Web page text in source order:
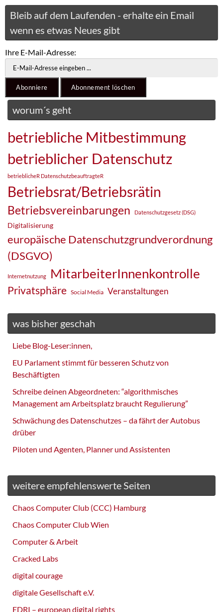
Bleib auf dem Laufenden - erhalte ein Email
wenn es etwas Neues gibt
Ihre E-Mail-Adresse:
worum´s geht
betriebliche Mitbestimmung
betrieblicher Datenschutz
betrieblicheR DatenschutzbeauftragteR
Betriebsrat/Betriebsrätin
Betriebsvereinbarungen Datenschutzgesetz (DSG)
Digitalisierung
europäische Datenschutzgrundverordnung
(DSGVO)
Internetnutzung MitarbeiterInnenkontrolle
Privatsphäre Social Media Veranstaltungen
was bisher geschah
Liebe Blog-Leser:innen,
EU Parlament stimmt für besseren Schutz von
Beschäftigten
Schreibe deinen Abgeordneten: “algorithmisches
Management am Arbeitsplatz braucht Regulierung”
Schwächung des Datenschutzes – da fährt der Autobus
drüber
Piloten und Agenten, Planner und Assistenten
weitere empfehlenswerte Seiten
Chaos Computer Club (CCC) Hamburg
Chaos Computer Club Wien
Computer & Arbeit
Cracked Labs
digital courage
digitale Gesellschaft e.V.
EDRI – european digital rights